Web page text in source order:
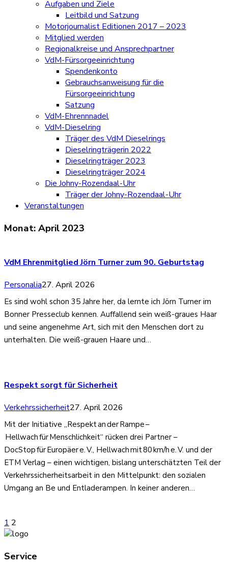
Aufgaben und Ziele
Leitbild und Satzung
Motorjournalist Editionen 2017 – 2023
Mitglied werden
Regionalkreise und Ansprechpartner
VdM-Fürsorgeeinrichtung
Spendenkonto
Gebrauchsanweisung für die
Fürsorgeeinrichtung
Satzung
VdM-Ehrennnadel
VdM-Dieselring
Träger des VdM Dieselrings
Dieselringträgerin 2022
Dieselringträger 2023
Dieselringträger 2024
Die Johny-Rozendaal-Uhr
Träger der Johny-Rozendaal-Uhr
Veranstaltungen
Monat:April 2023
VdM Ehrenmitglied Jörn Turner zum 90. Geburtstag
Personalia27. April 2026
Es sind wohl schon 35 Jahre her, da lernte ich Jörn Turner im
Bonner Presseclub kennen. Auffallend sein weiß-graues Haar
und seine angenehme Art, sich mit den Menschen dort zu
unterhalten. Die weiß-grauen Haare und…
Respekt sorgt für Sicherheit
Verkehrssicherheit27. April 2026
Mit der Initiative „Respekt an der Rampe –
Hellwach für Menschlichkeit“ rücken drei Partner –
DocStop für Europäer e. V., Hellwach mit 80 km/h e. V. und der
ETM Verlag – einen wichtigen, bislang unterschätzten Teil der
Verkehrssicherheitsarbeit in den Mittelpunkt: den sozialen
Umgang an Be und Entladerampen. In keiner anderen…
Seitennummerierung
der
Beiträge
1 2
Service